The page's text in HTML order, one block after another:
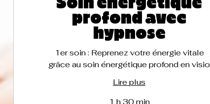
profond avec
hypnose
1er soin : Reprenez votre énergie vitale
grâce au soin énergétique profond en visio
Lire plus
1 h 30 min